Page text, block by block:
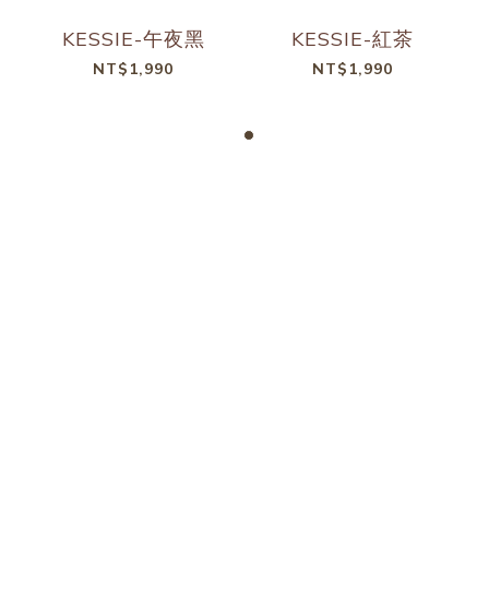
KESSIE-午夜黑
NT$1,990
KESSIE-紅茶
NT$1,990